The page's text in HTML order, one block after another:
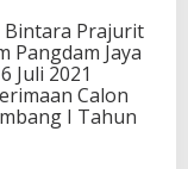
Bintara Prajurit
Pangdam Jaya
Juli 2021
Calon
I Tahun